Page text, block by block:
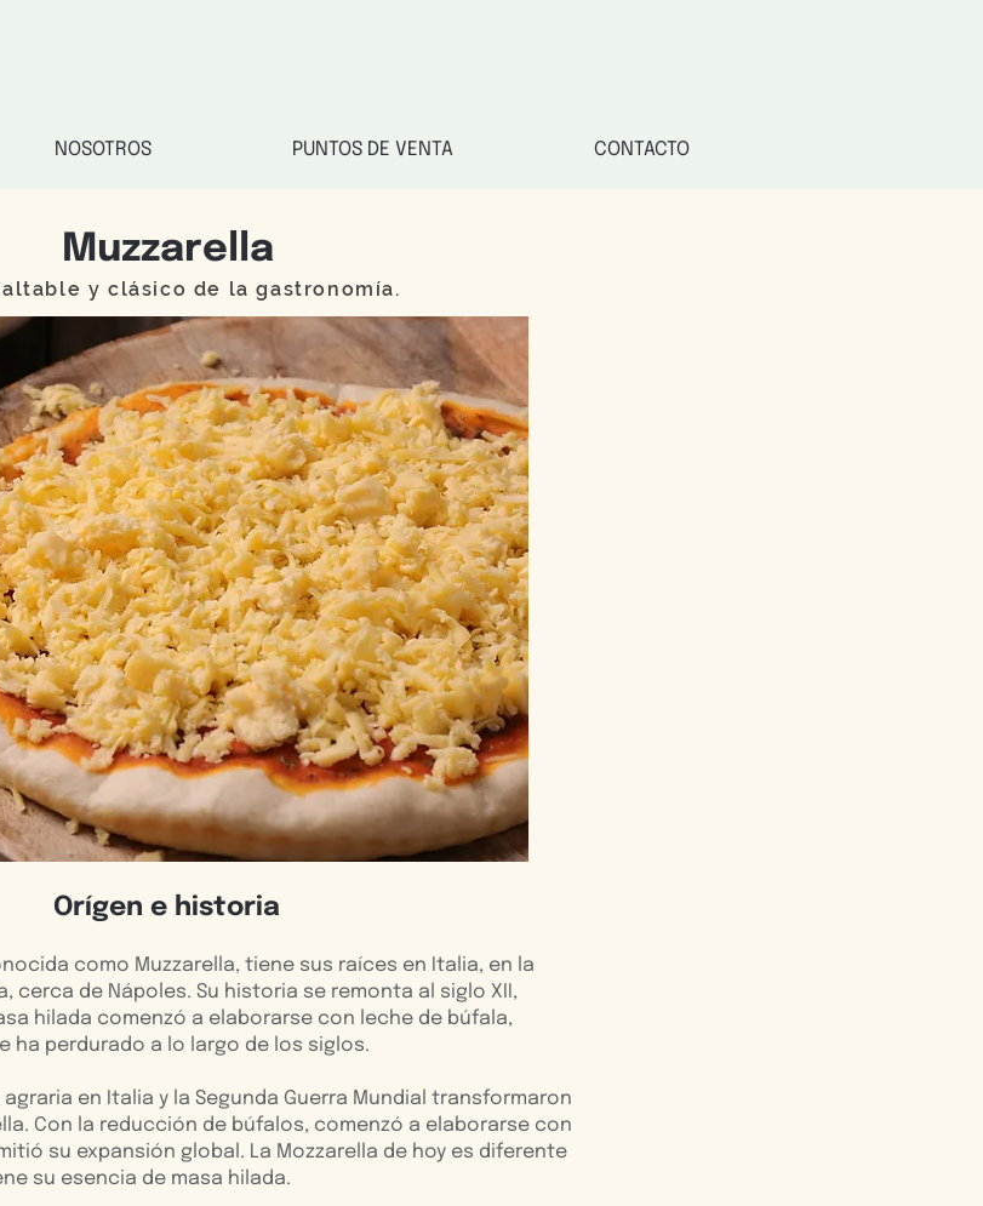
NOSOTROS PUNTOS DE VENTA CONTACTO
Muzzarella
y clásico de la gastronomía.
Orígen e historia
como Muzzarella, tiene sus raíces en Italia, en la
cerca de Nápoles. Su historia se remonta al siglo XII,
hilada comenzó a elaborarse con leche de búfala,
ha perdurado a lo largo de los siglos.
en Italia y la Segunda Guerra Mundial transformaron
Con la reducción de búfalos, comenzó a elaborarse con
su expansión global. La Mozzarella de hoy es diferente
su esencia de masa hilada.